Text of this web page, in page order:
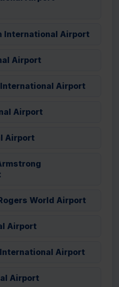
International Airport
Airport
Airport
Airport
Airport
World Airport
Airport
Airport
Airport